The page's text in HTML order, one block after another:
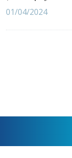
01/04/2024